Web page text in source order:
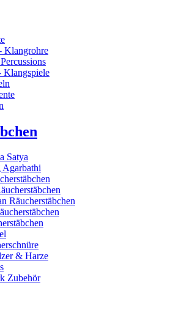
Klangrohre
Klangspiele
Satya
Agarbathi
Räucherstäbchen
& Harze
Zubehör